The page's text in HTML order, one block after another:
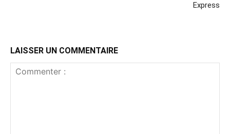
Express
LAISSER UN COMMENTAIRE